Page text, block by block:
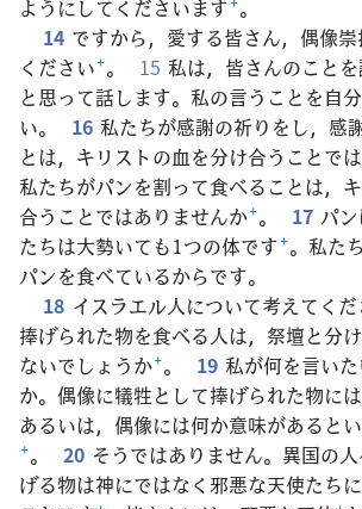
ようにしてくださいます+。
14 ですから，愛する皆さん，偶像
ください+。 15 私は，皆さんのこと
と思って話します。私の言うことを自
い。
16 私たちが感謝の祈りをし，感
とは，キリストの血を分け合うことで
私たちがパンを割って食べることは，
合うことではありませんか+。 17 パ
たちは大勢いても1つの体です+。私た
パンを食べているからです。
18 イスラエル人について考えてく
捧げられた物を食べる人は，祭壇と分
ないでしょうか+。 19 私が何を言い
か。偶像に犠牲として捧げられた物には
あるいは，偶像には何か意味があると
+。 20 そうではありません。異国の
げる物は神にではなく邪悪な天使たち